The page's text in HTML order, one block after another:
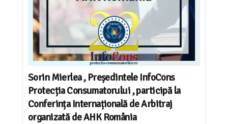
Sorin Mierlea , Președintele InfoCons
Protecția Consumatorului , participă la
Conferința Internațională de Arbitraj
organizată de AHK România